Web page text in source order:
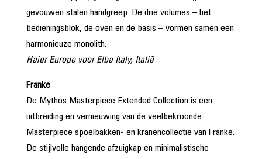
gevouwen stalen handgreep. De drie volumes – het
bedieningsblok, de oven en de basis – vormen samen een
harmonieuze monolith.
Haier Europe voor Elba Italy, Italië
Franke
De Mythos Masterpiece Extended Collection is een
uitbreiding en vernieuwing van de veelbekroonde
Masterpiece spoelbakken- en kranencollectie van Franke.
De stijlvolle hangende afzuigkap en minimalistische